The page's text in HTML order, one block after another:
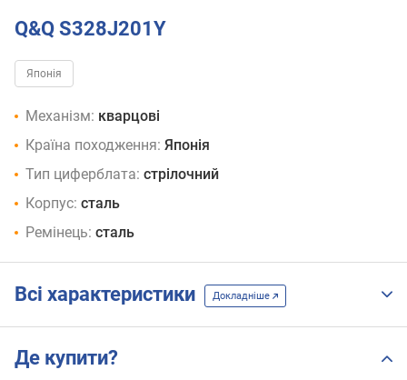
Q&Q S328J201Y
Японія
Механізм: кварцові
Країна походження: Японія
Тип циферблата: стрілочний
Корпус: сталь
Ремінець: сталь
Всі характеристики Докладніше
Де купити?